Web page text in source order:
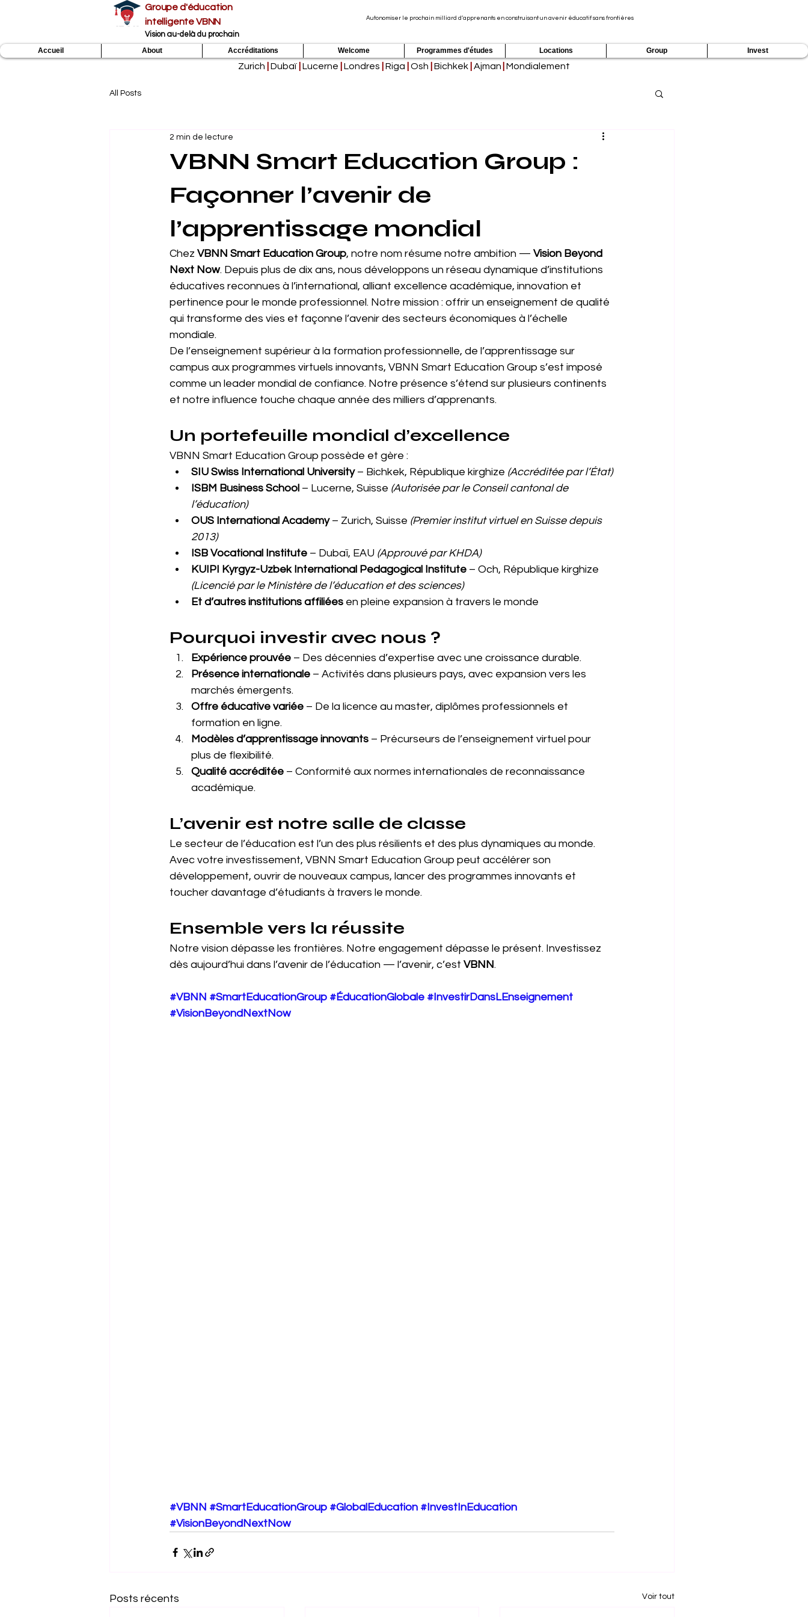
Groupe d'éducation
intelligente VBNN
Vision au-delà du prochain
Autonomiser le prochain milliard d’apprenants en construisant un avenir éducatif sans frontières
Accueil About Accréditations Welcome Programmes d'études Locations Group Invest
Zurich Dubaï Lucerne Londres Riga Osh Bichkek Ajman |Mondialement
All Posts
VBNN Smart Education Group :
Façonner l’avenir de
l’apprentissage mondial
2 min de lecture
Chez VBNN Smart Education Group, notre nom résume notre ambition — Vision Beyond
Next Now. Depuis plus de dix ans, nous développons un réseau dynamique d’institutions
éducatives reconnues à l’international, alliant excellence académique, innovation et
pertinence pour le monde professionnel. Notre mission : offrir un enseignement de qualité
qui transforme des vies et façonne l’avenir des secteurs économiques à l’échelle
mondiale.
De l’enseignement supérieur à la formation professionnelle, de l’apprentissage sur
campus aux programmes virtuels innovants, VBNN Smart Education Group s’est imposé
comme un leader mondial de confiance. Notre présence s’étend sur plusieurs continents
et notre influence touche chaque année des milliers d’apprenants.
Un portefeuille mondial d’excellence
VBNN Smart Education Group possède et gère :
SIU Swiss International University – Bichkek, République kirghize (Accréditée par l’État)
ISBM Business School – Lucerne, Suisse (Autorisée par le Conseil cantonal de
l’éducation)
OUS International Academy – Zurich, Suisse (Premier institut virtuel en Suisse depuis
2013)
ISB Vocational Institute – Dubaï, EAU (Approuvé par KHDA)
KUIPI Kyrgyz-Uzbek International Pedagogical Institute – Och, République kirghize
(Licencié par le Ministère de l’éducation et des sciences)
Et d’autres institutions affiliées en pleine expansion à travers le monde
Pourquoi investir avec nous ?
Expérience prouvée – Des décennies d’expertise avec une croissance durable.
Présence internationale – Activités dans plusieurs pays, avec expansion vers les
marchés émergents.
Offre éducative variée – De la licence au master, diplômes professionnels et
formation en ligne.
Modèles d’apprentissage innovants – Précurseurs de l’enseignement virtuel pour
plus de flexibilité.
Qualité accréditée – Conformité aux normes internationales de reconnaissance
académique.
L’avenir est notre salle de classe
Le secteur de l’éducation est l’un des plus résilients et des plus dynamiques au monde.
Avec votre investissement, VBNN Smart Education Group peut accélérer son
développement, ouvrir de nouveaux campus, lancer des programmes innovants et
toucher davantage d’étudiants à travers le monde.
Ensemble vers la réussite
Notre vision dépasse les frontières. Notre engagement dépasse le présent. Investissez
dès aujourd’hui dans l’avenir de l’éducation — l’avenir, c’est VBNN.
#VBNN #SmartEducationGroup #ÉducationGlobale #InvestirDansLEnseignement
#VisionBeyondNextNow
#VBNN #SmartEducationGroup #GlobalEducation #InvestInEducation
#VisionBeyondNextNow
Posts récents Voir tout